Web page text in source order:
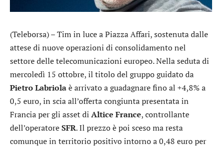
(Teleborsa) –Timin luce a Piazza Affari, sostenuta dalle
attese di nuove operazioni di consolidamento nel
settore delle telecomunicazioni europeo. Nella seduta di
mercoledì 15 ottobre, il titolo del gruppo guidato da
Pietro Labriolaè arrivato a guadagnare fino al +4,8% a
0,5 euro, in scia all’offerta congiunta presentata in
Francia per gli asset di Altice France, controllante
dell’operatoreSFR. Il prezzo è poi sceso ma resta
comunque in territorio positivo intorno a 0,48 euro per